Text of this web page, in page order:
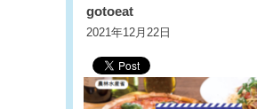
gotoeat
2021年12月22日